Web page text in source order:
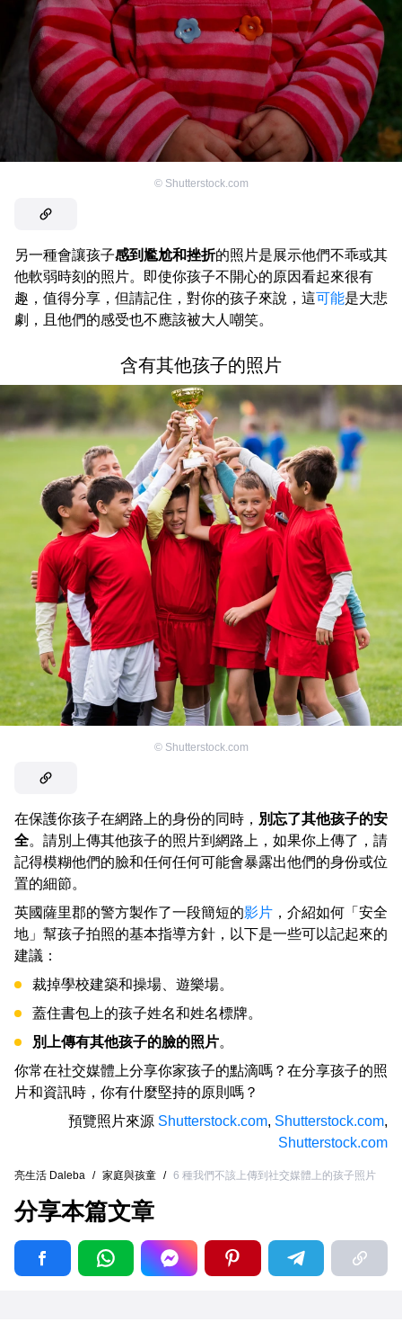
© Shutterstock.com
另一種會讓孩子感到尷尬和挫折的照片是展示他們不乖或其
他軟弱時刻的照片。即使你孩子不開心的原因看起來很有
趣，值得分享，但請記住，對你的孩子來說，這可能是大悲
劇，且他們的感受也不應該被大人嘲笑。
含有其他孩子的照片
© Shutterstock.com
在保護你孩子在網路上的身份的同時， 別忘了其他孩子的安
全。請別上傳其他孩子的照片到網路上，如果你上傳了，請
記得模糊他們的臉和任何任何可能會暴露出他們的身份或位
置的細節。
英國薩里郡的警方製作了一段簡短的影片 ，介紹如何「安全
地」幫孩子拍照的基本指導方針，以下是一些可以記起來的
建議：
裁掉學校建築和操場、遊樂場。
蓋住書包上的孩子姓名和姓名標牌。
別上傳有其他孩子的臉的照片。
你常在社交媒體上分享你家孩子的點滴嗎？在分享孩子的照
片和資訊時，你有什麼堅持的原則嗎？
預覽照片來源 Shutterstock.com, Shutterstock.com,
Shutterstock.com
亮生活 Daleba / 家庭與孩童 / 6 種我們不該上傳到社交媒體上的孩子照片
分享本篇文章